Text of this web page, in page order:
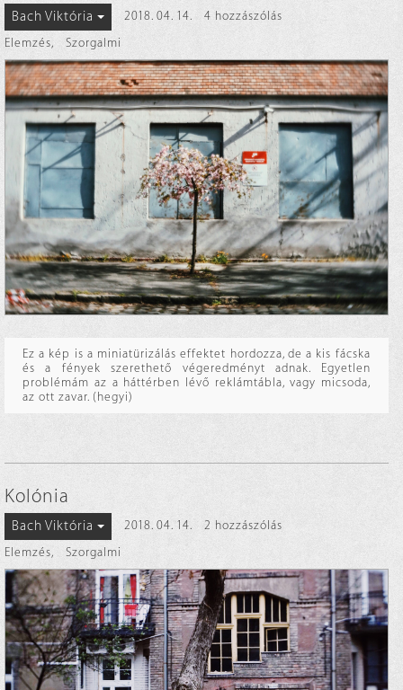
Bach Viktória 2018. 04. 14.
4 hozzászólás
Elemzés, Szorgalmi
Ez a kép is a miniatürizálás effektet hordozza, de a kis fácska
és a fények szerethető végeredményt adnak. Egyetlen
problémám az a háttérben lévő reklámtábla, vagy micsoda,
az ott zavar. (hegyi)
Kolónia
Bach Viktória 2018. 04. 14.
2 hozzászólás
Elemzés, Szorgalmi